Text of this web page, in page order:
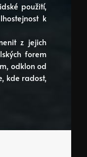
použití,
k
z jejich
forem
odklon od
kde radost,